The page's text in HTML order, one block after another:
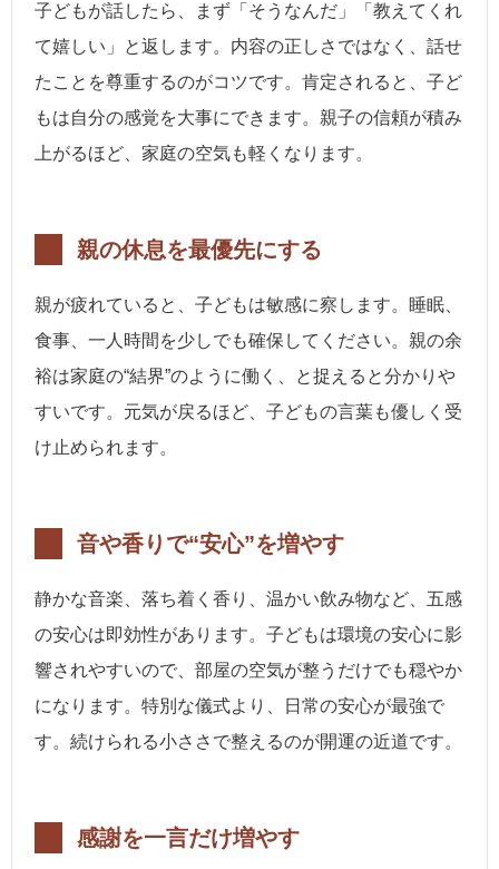
子どもが話したら、まず「そうなんだ」「教えてくれ
て嬉しい」と返します。内容の正しさではなく、話せ
たことを尊重するのがコツです。肯定されると、子ど
もは自分の感覚を大事にできます。親子の信頼が積み
上がるほど、家庭の空気も軽くなります。
親の休息を最優先にする
親が疲れていると、子どもは敏感に察します。睡眠、
食事、一人時間を少しでも確保してください。親の余
裕は家庭の“結界”のように働く、と捉えると分かりや
すいです。元気が戻るほど、子どもの言葉も優しく受
け止められます。
音や香りで“安心”を増やす
静かな音楽、落ち着く香り、温かい飲み物など、五感
の安心は即効性があります。子どもは環境の安心に影
響されやすいので、部屋の空気が整うだけでも穏やか
になります。特別な儀式より、日常の安心が最強で
す。続けられる小ささで整えるのが開運の近道です。
感謝を一言だけ増やす